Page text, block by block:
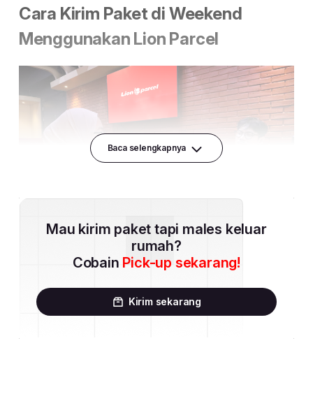
Baca selengkapnya
Mau kirim paket tapi males keluar
rumah?
Cobain Pick-up sekarang!
Kirim sekarang